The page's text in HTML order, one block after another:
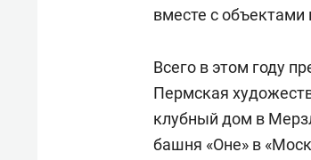
вместе с
Всего в этом году
Пермская
клубный дом в
башня «Оне» в